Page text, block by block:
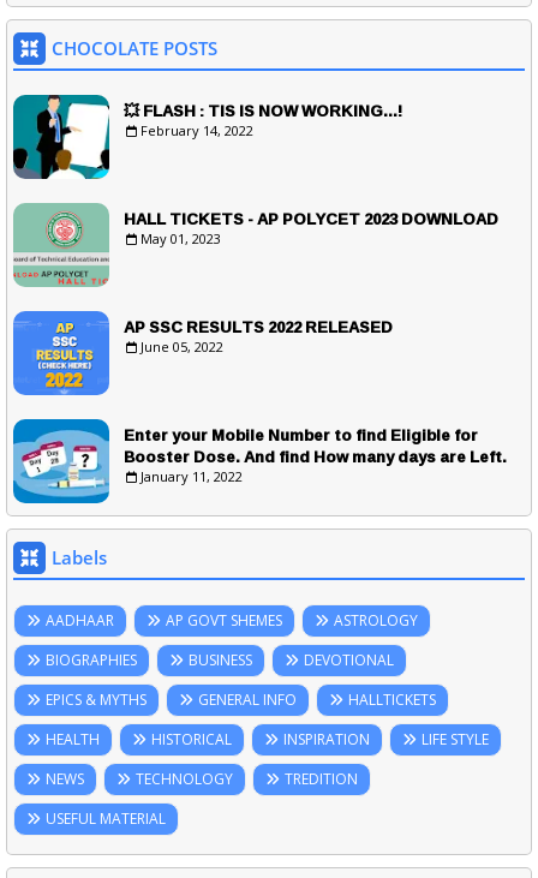
CHOCOLATE POSTS
💥 FLASH : TIS IS NOW WORKING...!
February 14, 2022
HALL TICKETS - AP POLYCET 2023 DOWNLOAD
May 01, 2023
AP SSC RESULTS 2022 RELEASED
June 05, 2022
Enter your Mobile Number to find Eligible for
Booster Dose. And find How many days are Left.
January 11, 2022
Labels
AADHAAR AP GOVT SHEMES
ASTROLOGY
BIOGRAPHIES
BUSINESS
DEVOTIONAL
EPICS & MYTHS
GENERAL INFO
HALLTICKETS
HEALTH
HISTORICAL INSPIRATION
LIFE STYLE
NEWS
TECHNOLOGY
TREDITION
USEFUL MATERIAL